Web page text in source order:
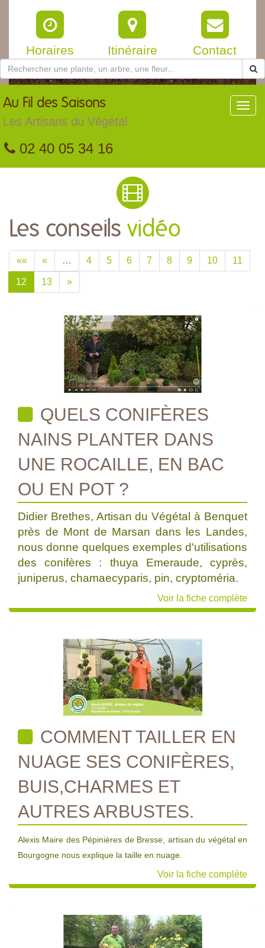
Horaires Itinéraire Contact
Au Fil des Saisons
Les Artisans du Végétal
02 40 05 34 16
Les conseils vidéo
«« « … 4 5 6 7 8 9 10 11
12 13 »
QUELS CONIFÈRES
NAINS PLANTER DANS
UNE ROCAILLE, EN BAC
OU EN POT ?
Didier Brethes, Artisan du Végétal à Benquet
près de Mont de Marsan dans les Landes,
nous donne quelques exemples d'utilisations
des conifères : thuya Emeraude, cyprès,
juniperus, chamaecyparis, pin, cryptoméria.
Voir la fiche complète
COMMENT TAILLER EN
NUAGE SES CONIFÈRES,
BUIS,CHARMES ET
AUTRES ARBUSTES.
Alexis Maire des Pépinières de Bresse, artisan du végétal en
Bourgogne nous explique la taille en nuage.
Voir la fiche complète